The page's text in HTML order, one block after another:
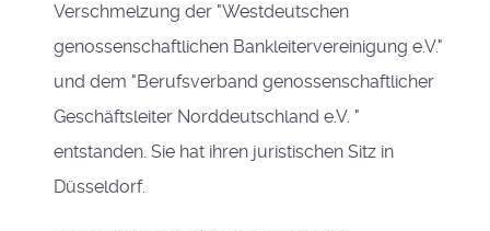
Verschmelzung der "Westdeutschen
genossenschaftlichen Bankleitervereinigung e.V."
und dem "Berufsverband genossenschaftlicher
Geschäftsleiter Norddeutschland e.V. "
entstanden. Sie hat ihren juristischen Sitz in
Düsseldorf.